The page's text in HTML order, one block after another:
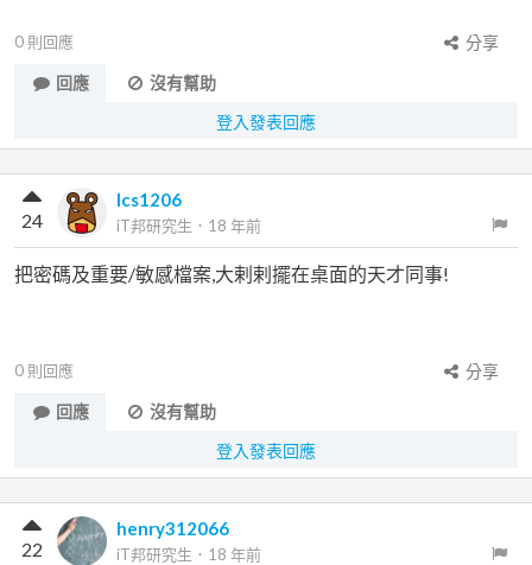
0 則回應
分享
回應
沒有幫助
登入發表回應
lcs1206
iT邦研究生 ． 18 年前
24
把密碼及重要/敏感檔案,大剌剌擺在桌面的天才同事!
0 則回應
分享
回應
沒有幫助
登入發表回應
henry312066
iT邦研究生 ． 18 年前
22